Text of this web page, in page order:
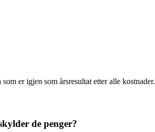
er igjen som årsresultat etter alle kostnader.
de penger?